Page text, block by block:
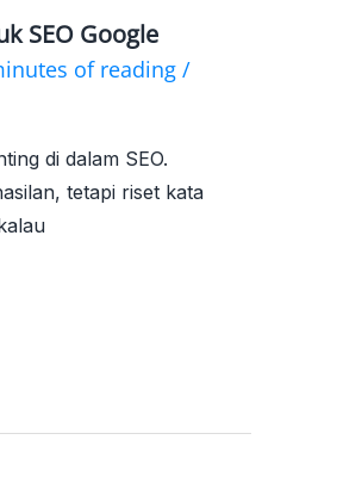
SEO Google
of reading /
di dalam SEO.
tetapi riset kata